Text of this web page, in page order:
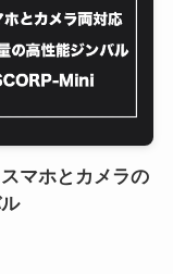
マホとカメラの